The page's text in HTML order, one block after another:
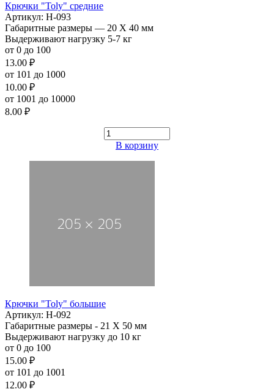
Крючки "Toly" средние
Артикул: H-093
Габаритные размеры — 20 Х 40 мм
Выдерживают нагрузку 5-7 кг
от 0 до 100
13.00 ₽
от 101 до 1000
10.00 ₽
от 1001 до 10000
8.00 ₽
В корзину
Крючки "Toly" большие
Артикул: Н-092
Габаритные размеры - 21 Х 50 мм
Выдерживают нагрузку до 10 кг
от 0 до 100
15.00 ₽
от 101 до 1001
12.00 ₽